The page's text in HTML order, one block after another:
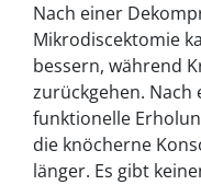
Nach einer
Mikrodiscektomie
bessern, während
zurückgehen. Nach
funktionelle
die knöcherne
länger. Es gibt